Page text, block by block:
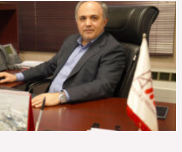
ب
ر
گ
ه
ب
ر
گ
ه
ب
ر
گ
ه
گ
ه
ه
ر
گ
ه
گ
ه
ب
ر
گ
ه